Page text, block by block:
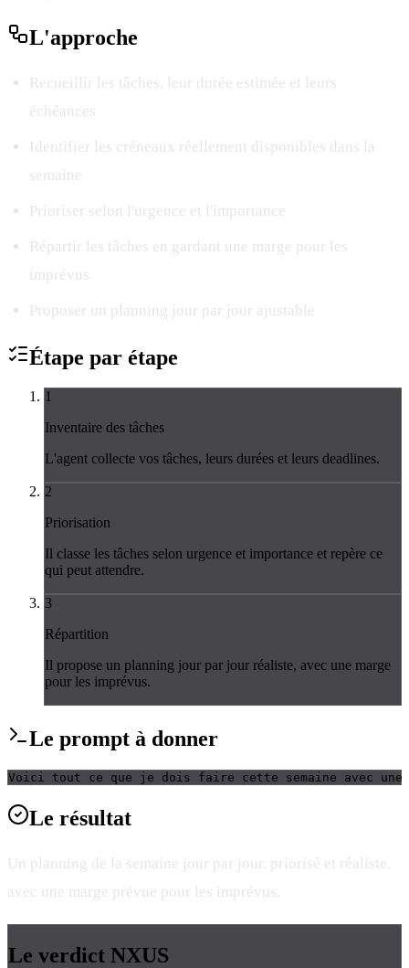
L'approche
Recueillir les tâches, leur durée estimée et leurs
échéances
Identifier les créneaux réellement disponibles dans la
semaine
Prioriser selon l'urgence et l'importance
Répartir les tâches en gardant une marge pour les
imprévus
Proposer un planning jour par jour ajustable
Étape par étape
1
Inventaire des tâches
L'agent collecte vos tâches, leurs durées et leurs deadlines.
2
Priorisation
Il classe les tâches selon urgence et importance et repère ce
qui peut attendre.
3
Répartition
Il propose un planning jour par jour réaliste, avec une marge
pour les imprévus.
Le prompt à donner
Voici tout ce que je dois faire cette semaine avec
Le résultat
Un planning de la semaine jour par jour, priorisé et réaliste,
avec une marge prévue pour les imprévus.
Le verdict NXUS